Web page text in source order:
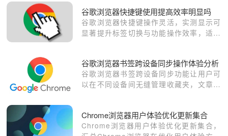
谷歌浏览器快捷键使用提高效率明显吗
谷歌浏览器快捷键操作灵活，实测显示可
显著提升标签切换与功能操作效率，适合
谷歌浏览器书签跨设备同步操作体验分析
谷歌浏览器书签跨设备同步功能让用户可
以在不同设备间无缝管理收藏夹，文章分
签。
Chrome浏览器用户体验优化更新集合
Chrome浏览器用户体验优化更新集合，